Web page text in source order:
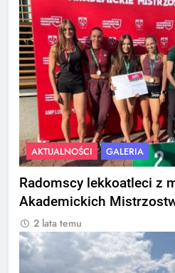
AKTUALNOŚCI GALERIA
Radomscy lekkoatleci z
Akademickich
2 lata temu